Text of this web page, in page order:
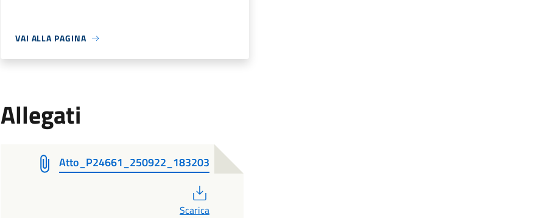
VAI ALLA PAGINA
Allegati
Atto_P24661_250922_183203
Scarica